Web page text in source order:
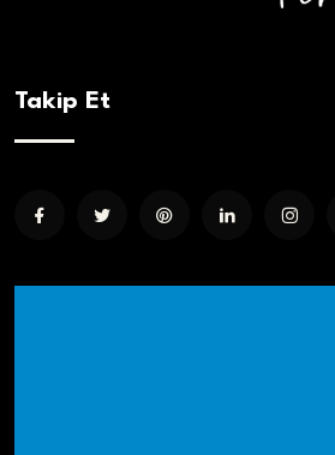
Takip Et